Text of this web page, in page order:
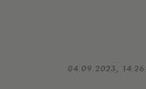
04.09.2023, 14:26